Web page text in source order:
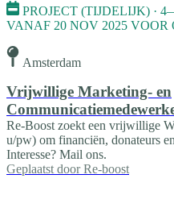
PROJECT (TIJDELIJK) ·
VANAF 20 NOV 2025
Amsterdam
Vrijwillige Marketing- en
Re-Boost zoekt een vrijwillige
u/pw) om financiën, donateurs
Interesse? Mail ons.
Geplaatst door Re-boost